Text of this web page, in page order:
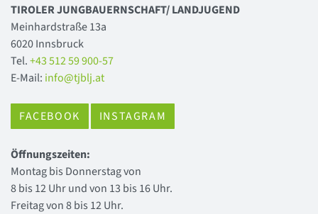
TIROLER JUNGBAUERNSCHAFT/ LANDJUGEND
Meinhardstraße 13a
6020 Innsbruck
Tel.+43 512 59 900-57
E-Mail: info@tjblj.at
FACEBOOK INSTAGRAM
Öffnungszeiten:
Montag bis Donnerstag von
8 bis 12 Uhr und von 13 bis 16 Uhr.
Freitag von 8 bis 12 Uhr.